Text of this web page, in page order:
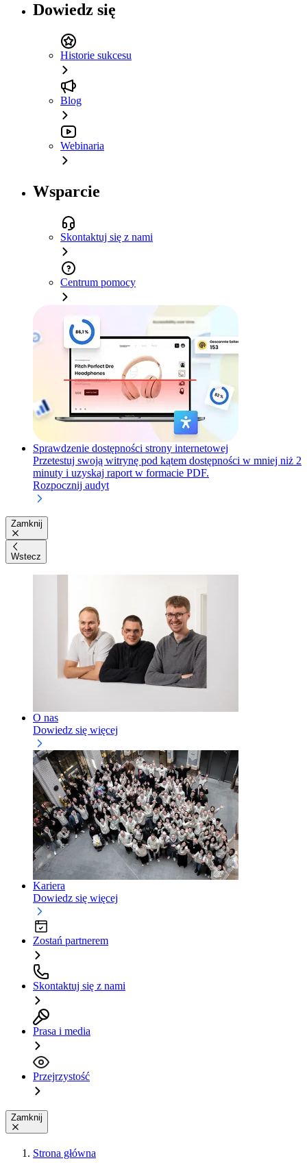
Dowiedz się
Historie sukcesu
Blog
Webinaria
Wsparcie
Skontaktuj się z nami
Centrum pomocy
Sprawdzenie dostępności strony internetowej
Przetestuj swoją witrynę pod kątem dostępności w mniej niż 2
minuty i uzyskaj raport w formacie PDF.
Rozpocznij audyt
Zamknij
Wstecz
O nas
Dowiedz się więcej
Kariera
Dowiedz się więcej
Zostań partnerem
Skontaktuj się z nami
Prasa i media
Przejrzystość
Zamknij
Strona główna